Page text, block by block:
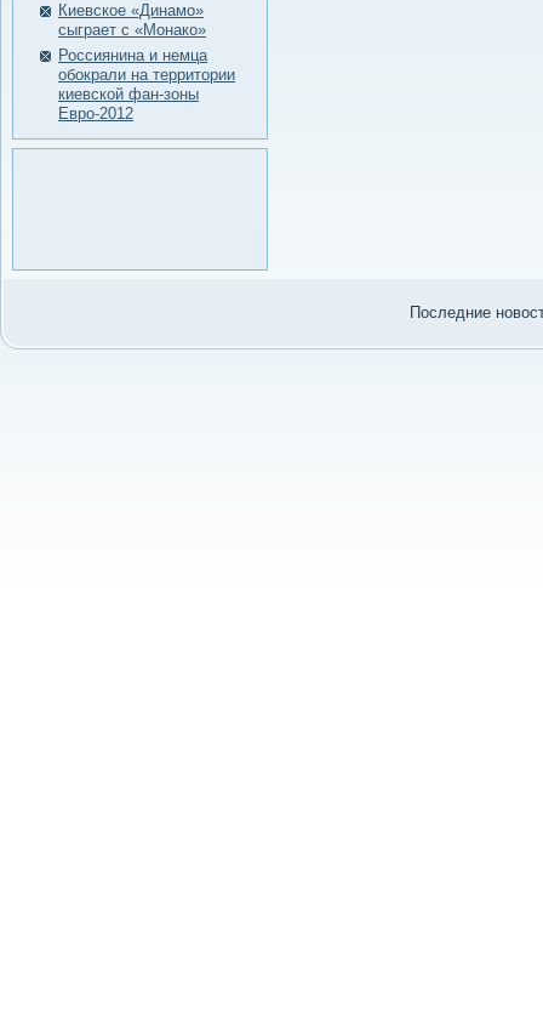
Киевское «Динамо»
сыграет с «Монако»
Россиянина и немца
обокрали на территории
киевской фан-зоны
Евро-2012
Последние